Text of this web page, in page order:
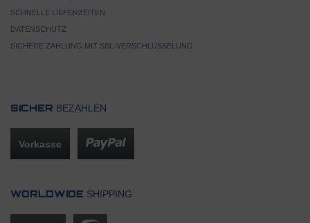
SCHNELLE LIEFERZEITEN
DATENSCHUTZ
SICHERE ZAHLUNG MIT SSL-VERSCHLÜSSELUNG
SICHER BEZAHLEN
Vorkasse
WORLDWIDE SHIPPING